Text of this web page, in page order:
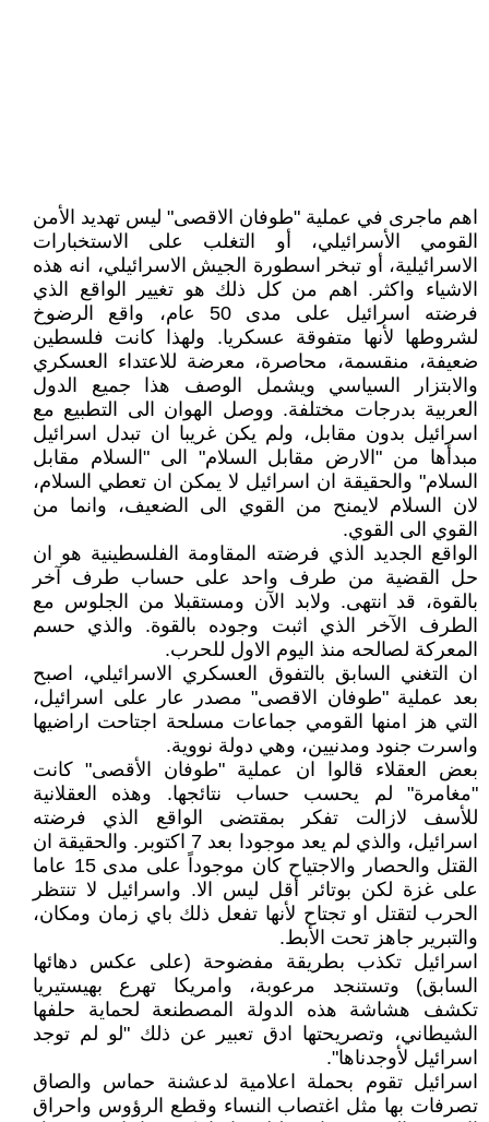
اهم ماجرى في عملية "طوفان الاقصى" ليس تهديد الأمن
القومي الأسرائيلي، أو التغلب على الاستخبارات
الاسرائيلية، أو تبخر اسطورة الجيش الاسرائيلي، انه هذه
الاشياء واكثر. اهم من كل ذلك هو تغيير الواقع الذي
فرضته اسرائيل على مدى 50 عام، واقع الرضوخ
لشروطها لأنها متفوقة عسكريا. ولهذا كانت فلسطين
ضعيفة، منقسمة، محاصرة، معرضة للاعتداء العسكري
والابتزار السياسي ويشمل الوصف هذا جميع الدول
العربية بدرجات مختلفة. ووصل الهوان الى التطبيع مع
اسرائيل بدون مقابل، ولم يكن غريبا ان تبدل اسرائيل
مبدأها من "الارض مقابل السلام" الى "السلام مقابل
السلام" والحقيقة ان اسرائيل لا يمكن ان تعطي السلام،
لان السلام لايمنح من القوي الى الضعيف، وانما من
القوي الى القوي.
الواقع الجديد الذي فرضته المقاومة الفلسطينية هو ان
حل القضية من طرف واحد على حساب طرف آخر
بالقوة، قد انتهى. ولابد الآن ومستقبلا من الجلوس مع
الطرف الآخر الذي اثبت وجوده بالقوة. والذي حسم
المعركة لصالحه منذ اليوم الاول للحرب.
ان التغني السابق بالتفوق العسكري الاسرائيلي، اصبح
بعد عملية "طوفان الاقصى" مصدر عار على اسرائيل،
التي هز امنها القومي جماعات مسلحة اجتاحت اراضيها
واسرت جنود ومدنيين، وهي دولة نووية.
بعض العقلاء قالوا ان عملية "طوفان الأقصى" كانت
"مغامرة" لم يحسب حساب نتائجها. وهذه العقلانية
للأسف لازالت تفكر بمقتضى الواقع الذي فرضته
اسرائيل، والذي لم يعد موجودا بعد 7 اكتوبر. والحقيقة ان
القتل والحصار والاجتياح كان موجوداً على مدى 15 عاما
على غزة لكن بوتائر أقل ليس الا. واسرائيل لا تنتظر
الحرب لتقتل او تجتاح لأنها تفعل ذلك باي زمان ومكان،
والتبرير جاهز تحت الأبط.
اسرائيل تكذب بطريقة مفضوحة (على عكس دهائها
السابق) وتستنجد مرعوبة، وامريكا تهرع بهيستيريا
تكشف هشاشة هذه الدولة المصطنعة لحماية حلفها
الشيطاني، وتصريحتها ادق تعبير عن ذلك "لو لم توجد
اسرائيل لأوجدناها".
اسرائيل تقوم بحملة اعلامية لدعشنة حماس والصاق
تصرفات بها مثل اغتصاب النساء وقطع الرؤوس واحراق